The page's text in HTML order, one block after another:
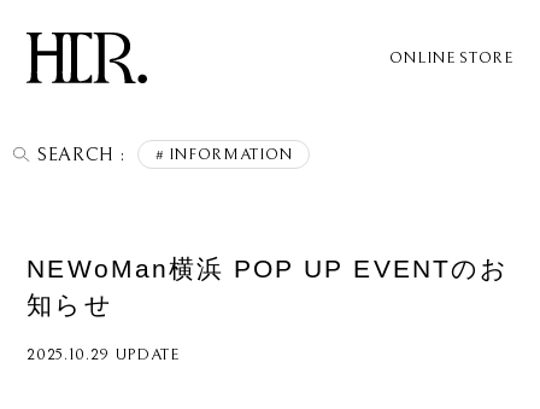
ONLINE STORE
SEARCH : INFORMATION
NEWoMan横浜 POP UP EVENTのお
知らせ
2025.10.29 UPDATE